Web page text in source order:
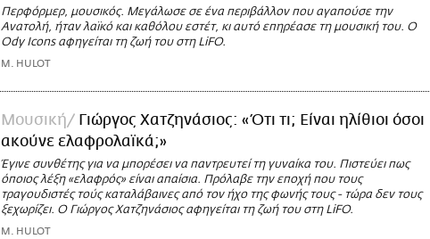
Περφόρμερ, μουσικός. Μεγάλωσε σε ένα περιβάλλον που αγαπούσε την
Ανατολή, ήταν λαϊκό και καθόλου εστέτ, κι αυτό επηρέασε τη μουσική του. Ο
Ody Icons αφηγείται τη ζωή του στη LiFO.
M. HULOT
Μουσική
Γιώργος Χατζηνάσιος: «Ότι τι; Είναι ηλίθιοι όσοι
ακούνε ελαφρολαϊκά;»
Έγινε συνθέτης για να μπορέσει να παντρευτεί τη γυναίκα του. Πιστεύει πως
όποιος λέξη «ελαφρός» είναι απαίσια. Πρόλαβε την εποχή που τους
τραγουδιστές τούς καταλάβαινες από τον ήχο της φωνής τους - τώρα δεν τους
ξεχωρίζει. Ο Γιώργος Χατζηνάσιος αφηγείται τη ζωή του στη LiFO.
M. HULOT